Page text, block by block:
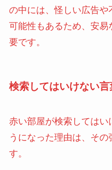
の中には、怪しい広告や
可能性もあるため、安
要です。
検索してはいけない
赤い部屋が検索してはい
うになった理由は、そ
す。